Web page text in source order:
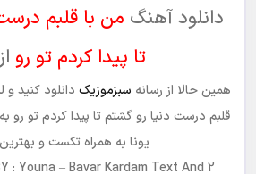
دانلود آهنگ من با قلبم
تا پیدا کردم تو رو
همین حالا از رسانه سبزموزیک دانلود کنید
قلبم درست دنیا رو گشتم تا پیدا کردم تو رو
یونا به همراه تکست و
: Youna – Bavar Kardam Text And 2